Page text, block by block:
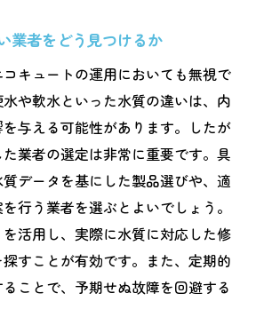
特別サービスの活用法
ニティの評判を確認する方法
ポートを受けられる業者の選定
応するエコキュート修理業者の
与える影響とその対策
い業者の特徴
応力を持つ業者を選ぶポイント
メンテナンスの重要性
に応じた修理計画の立て方
業者をどう見つけるか
キュートの運用においても無視で
や軟水といった水質の違いは、内
与える可能性があります。したが
業者の選定は非常に重要です。具
データを基にした製品選びや、適
行う業者を選ぶとよいでしょう。
活用し、実際に水質に対応した修
すことが有効です。また、定期的
ことで、予期せぬ故障を回避する